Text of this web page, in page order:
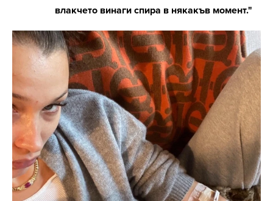
влакчето винаги спира в някакъв момент."